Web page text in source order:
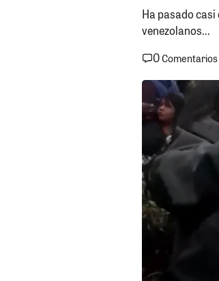
Ha pasado
venezolanos...
0Comentarios